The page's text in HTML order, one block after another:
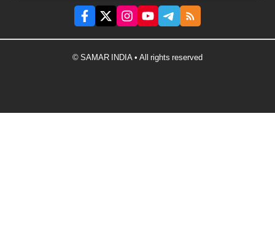
© SAMAR INDIA • All rights reserved